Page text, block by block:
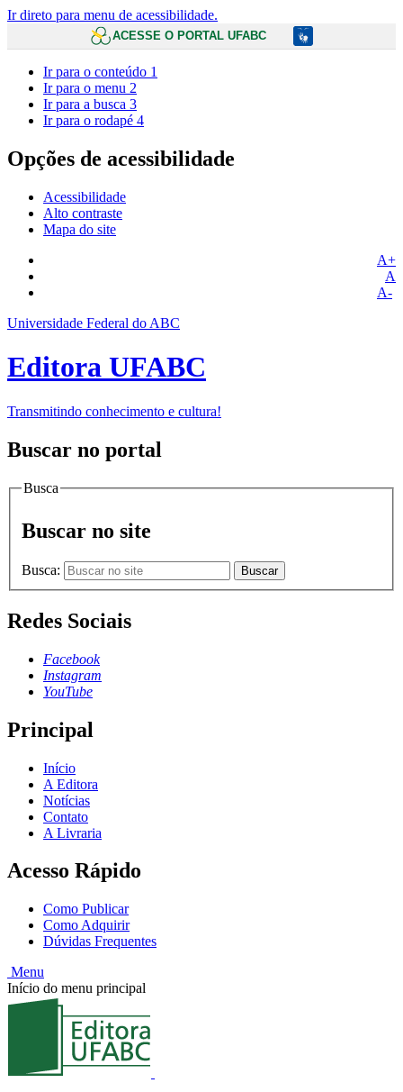
Ir direto para menu de acessibilidade.
ACESSE O PORTAL UFABC
Ir para o conteúdo 1
Ir para o menu 2
Ir para a busca 3
Ir para o rodapé 4
Opções de acessibilidade
Acessibilidade
Alto contraste
Mapa do site
A+
A
A-
Universidade Federal do ABC
Editora UFABC
Transmitindo conhecimento e cultura!
Buscar no portal
Busca
Buscar no site
Busca: Buscar
Redes Sociais
Facebook
Instagram
YouTube
Principal
Início
A Editora
Notícias
Contato
A Livraria
Acesso Rápido
Como Publicar
Como Adquirir
Dúvidas Frequentes
Menu
Início do menu principal